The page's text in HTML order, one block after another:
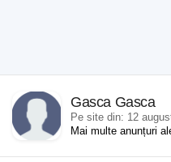
Gasca Gasca
Pe site din: 12
Mai multe anunțuri